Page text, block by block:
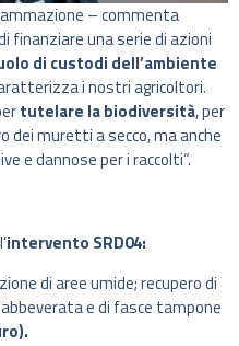
– commenta
finanziare una serie di azioni
di custodi dell’ambiente
i nostri agricoltori.
tutelare la biodiversità, per
dei muretti a secco, ma anche
e dannose per i raccolti”.
intervento SRD04:
di aree umide; recupero di
e di fasce tampone